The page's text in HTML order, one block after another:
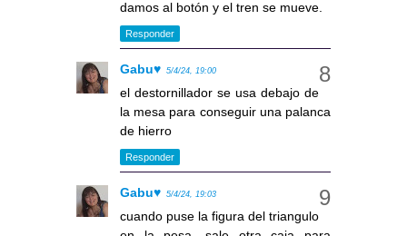
damos al botón y el tren se mueve.
Responder
Gabu♥ 5/4/24, 19:00
el destornillador se usa debajo de
la mesa para conseguir una palanca
de hierro
Responder
Gabu♥ 5/4/24, 19:03
cuando puse la figura del triangulo